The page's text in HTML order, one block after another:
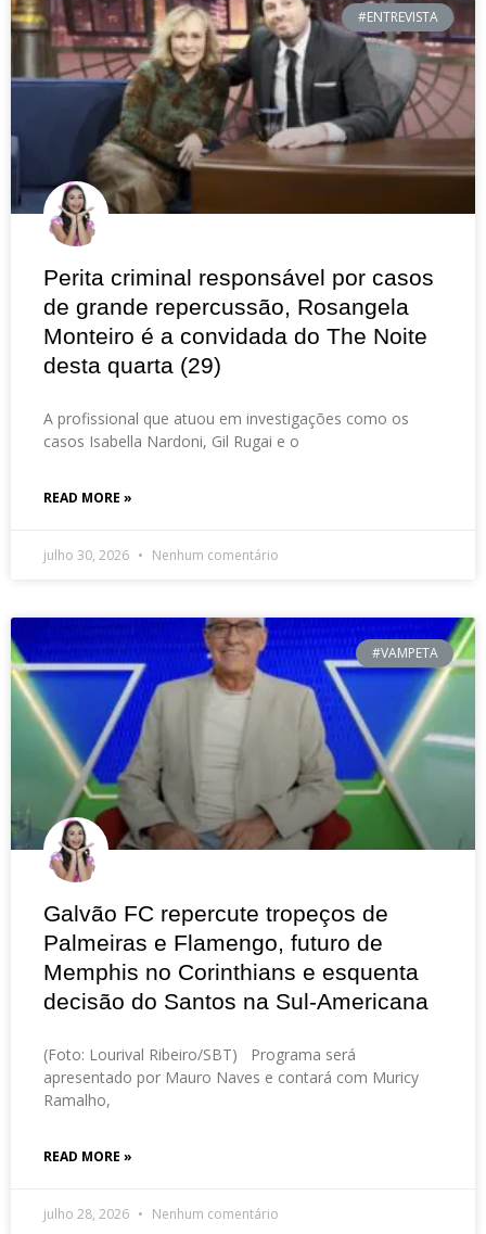
#ENTREVISTA
Perita criminal responsável por casos
de grande repercussão, Rosangela
Monteiro é a convidada do The Noite
desta quarta (29)
A profissional que atuou em investigações como os
casos Isabella Nardoni, Gil Rugai e o
READ MORE »
julho 30, 2026 Nenhum comentário
#VAMPETA
Galvão FC repercute tropeços de
Palmeiras e Flamengo, futuro de
Memphis no Corinthians e esquenta
decisão do Santos na Sul-Americana
(Foto: Lourival Ribeiro/SBT) Programa será
apresentado por Mauro Naves e contará com Muricy
Ramalho,
READ MORE »
julho 28, 2026 Nenhum comentário